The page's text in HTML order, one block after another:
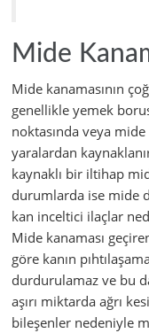
Mide
Mide kanamasının
genellikle yemek
noktasında veya
yaralardan
kaynaklı bir iltihap
durumlarda ise mide
kan inceltici ilaçlar
Mide kanaması
göre kanın
durdurulamaz ve bu
aşırı miktarda ağrı
bileşenler nedeniyle